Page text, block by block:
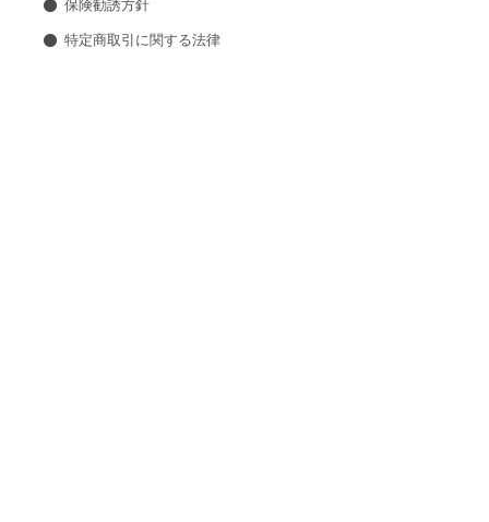
保険勧誘方針
特定商取引に関する法律